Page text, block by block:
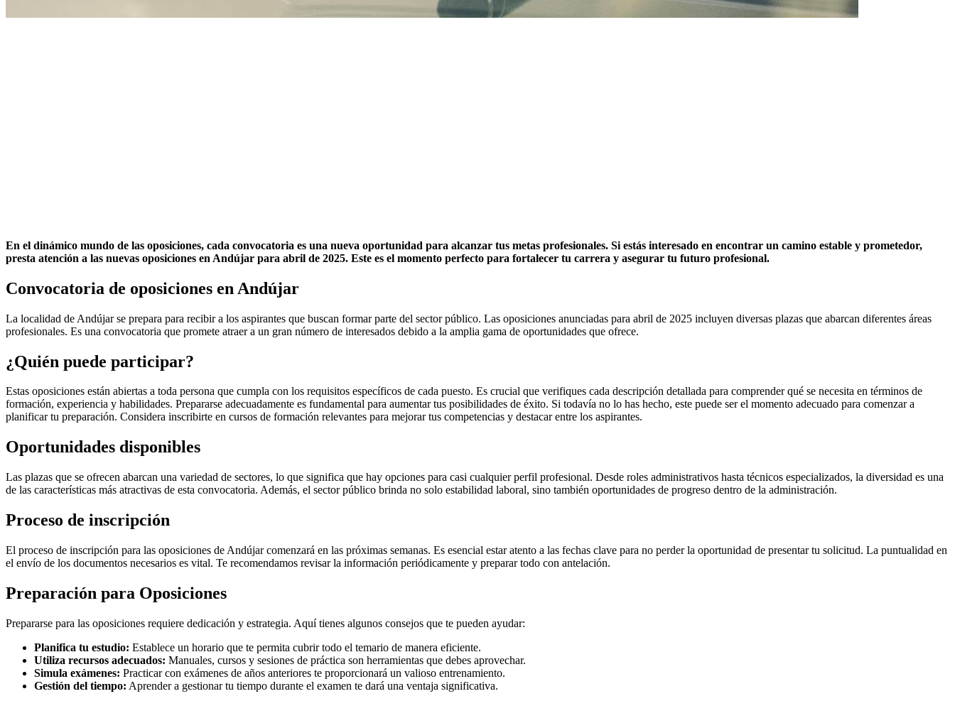
En el dinámico mundo de las oposiciones, cada convocatoria es una nueva oportunidad para alcanzar tus metas profesionales. Si estás interesado en encontrar un camino estable y prometedor,
presta atención a las nuevas oposiciones en Andújar para abril de 2025. Este es el momento perfecto para fortalecer tu carrera y asegurar tu futuro profesional.
Convocatoria de oposiciones en Andújar
La localidad de Andújar se prepara para recibir a los aspirantes que buscan formar parte del sector público. Las oposiciones anunciadas para abril de 2025 incluyen diversas plazas que abarcan diferentes áreas
profesionales. Es una convocatoria que promete atraer a un gran número de interesados debido a la amplia gama de oportunidades que ofrece.
¿Quién puede participar?
Estas oposiciones están abiertas a toda persona que cumpla con los requisitos específicos de cada puesto. Es crucial que verifiques cada descripción detallada para comprender qué se necesita en términos de
formación, experiencia y habilidades. Prepararse adecuadamente es fundamental para aumentar tus posibilidades de éxito. Si todavía no lo has hecho, este puede ser el momento adecuado para comenzar a
planificar tu preparación. Considera inscribirte en cursos de formación relevantes para mejorar tus competencias y destacar entre los aspirantes.
Oportunidades disponibles
Las plazas que se ofrecen abarcan una variedad de sectores, lo que significa que hay opciones para casi cualquier perfil profesional. Desde roles administrativos hasta técnicos especializados, la diversidad es una
de las características más atractivas de esta convocatoria. Además, el sector público brinda no solo estabilidad laboral, sino también oportunidades de progreso dentro de la administración.
Proceso de inscripción
El proceso de inscripción para las oposiciones de Andújar comenzará en las próximas semanas. Es esencial estar atento a las fechas clave para no perder la oportunidad de presentar tu solicitud. La puntualidad en
el envío de los documentos necesarios es vital. Te recomendamos revisar la información periódicamente y preparar todo con antelación.
Preparación para Oposiciones
Prepararse para las oposiciones requiere dedicación y estrategia. Aquí tienes algunos consejos que te pueden ayudar:
Planifica tu estudio: Establece un horario que te permita cubrir todo el temario de manera eficiente.
Utiliza recursos adecuados: Manuales, cursos y sesiones de práctica son herramientas que debes aprovechar.
Simula exámenes: Practicar con exámenes de años anteriores te proporcionará un valioso entrenamiento.
Gestión del tiempo: Aprender a gestionar tu tiempo durante el examen te dará una ventaja significativa.